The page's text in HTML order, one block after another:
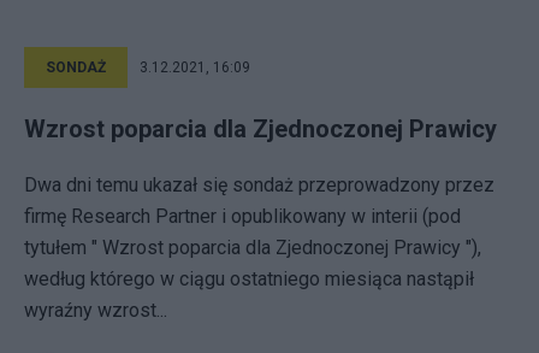
SONDAŻ 3.12.2021, 16:09
Wzrost poparcia dla Zjednoczonej Prawicy
Dwa dni temu ukazał się sondaż przeprowadzony przez
firmę Research Partner i opublikowany w interii (pod
tytułem " Wzrost poparcia dla Zjednoczonej Prawicy "),
według którego w ciągu ostatniego miesiąca nastąpił
wyraźny wzrost...